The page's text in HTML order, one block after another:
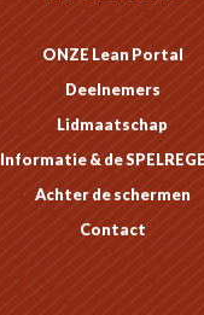
ONZE Lean Portal
Deelnemers
Lidmaatschap
Informatie & de
Achter de schermen
Contact